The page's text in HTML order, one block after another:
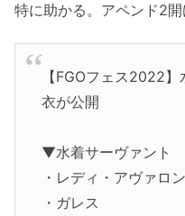
特に助かる。アペンド2
【FGOフェス2022
衣が公開
▼水着サーヴァント
・レディ・アヴァロ
・ガレス